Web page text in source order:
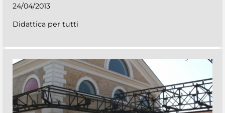
24/04/2013
Didattica per tutti